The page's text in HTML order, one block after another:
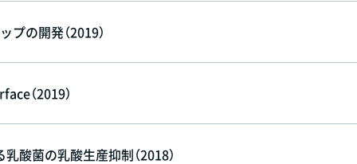
の開発（2019）
（2019）
酸菌の乳酸生産抑制（2018）